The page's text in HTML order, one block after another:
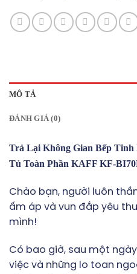
MÔ TẢ
ĐÁNH GIÁ (0)
Trả Lại Không Gian Bếp
Tủ Toàn Phần KAFF KF-
Chào bạn, người luôn
ấm áp và vun đắp yêu
mình!
Có bao giờ, sau một
việc và những lo toan